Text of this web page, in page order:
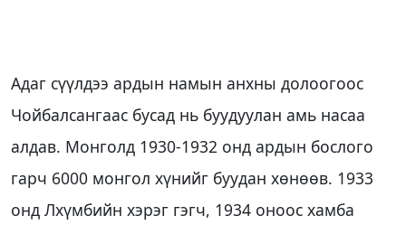
Адаг сүүлдээ ардын намын анхны долоогоос
Чойбалсангаас бусад нь буудуулан амь насаа
алдав. Монголд 1930-1932 онд ардын бослого
гарч 6000 монгол хүнийг буудан хөнөөв. 1933
онд Лхүмбийн хэрэг гэгч, 1934 оноос хамба